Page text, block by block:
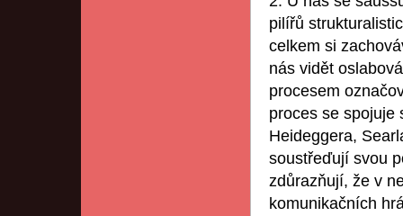
pilířů
celkem si
nás vidět
procesem
proces se spojuje
Heideggera,
soustřeďují svou
zdůrazňují, že v
komunikačních